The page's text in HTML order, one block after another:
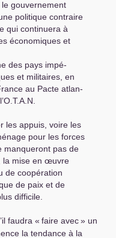
gouvernement
politique contraire
qui continuera à
économiques et
des pays impé­
et militaires, en
au Pacte atlan­
O.T.A.N.
les appuis, voire les
pour les forces
manqueront pas de
la mise en œuvre
de coopéra­tion
de paix et de
difficile.
faudra « faire avec» un
la tendance à la